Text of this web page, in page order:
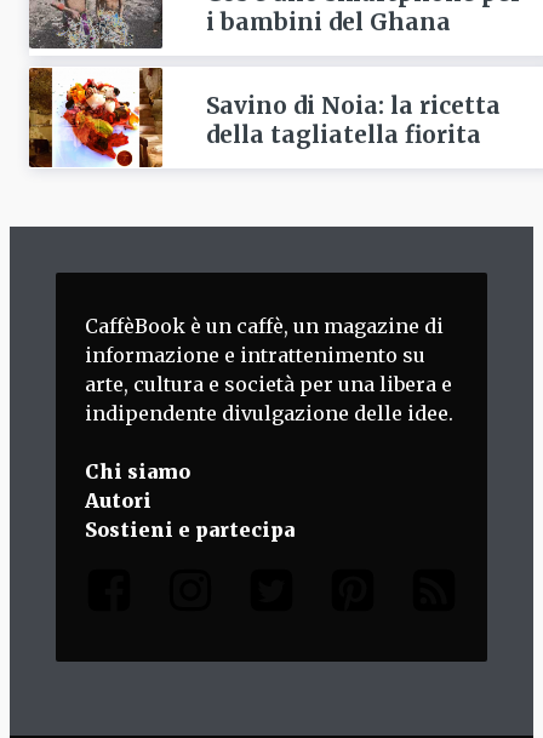
i bambini del Ghana
Savino di Noia: la ricetta
della tagliatella fiorita
CaffèBook è un caffè, un magazine di
informazione e intrattenimento su
arte, cultura e società per una libera e
indipendente divulgazione delle idee.
Chi siamo
Autori
Sostieni e partecipa